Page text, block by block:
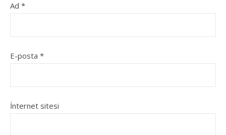
Ad *
E-posta *
İnternet sitesi